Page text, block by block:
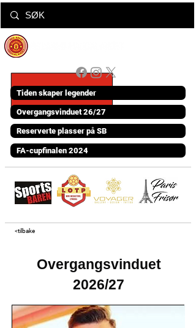
Tiden skaper legender
Overgangsvinduet 26/27
Reserverte plasser på SB
FA-cupfinalen 2024
<tilbake
Overgangsvinduet
2026/27